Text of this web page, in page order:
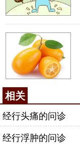
相关
经行头痛的问诊
经行浮肿的问诊